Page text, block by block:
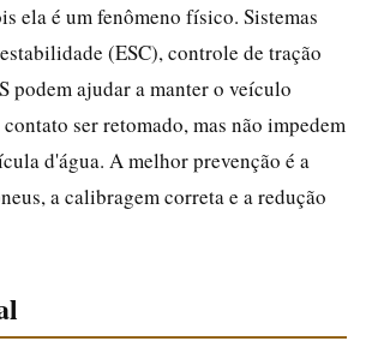
ela é um fenômeno físico. Sistemas
(ESC), controle de tração
podem ajudar a manter o veículo
ser retomado, mas não impedem
d'água. A melhor prevenção é a
a calibragem correta e a redução